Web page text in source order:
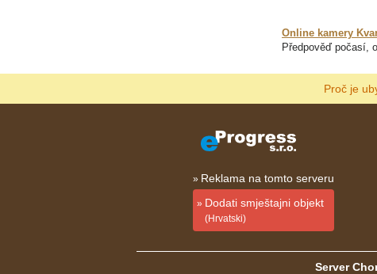
Online kamery
Předpověď počasí,
Proč je
Reklama na tomto serveru
Dodati smještajni objekt
(Hrvatski)
Server